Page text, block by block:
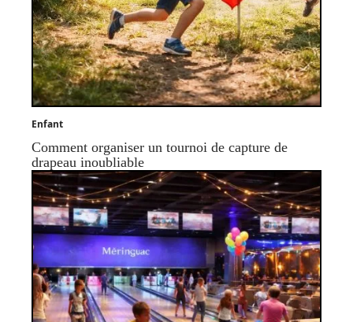
Enfant
Comment organiser un tournoi de capture de
drapeau inoubliable